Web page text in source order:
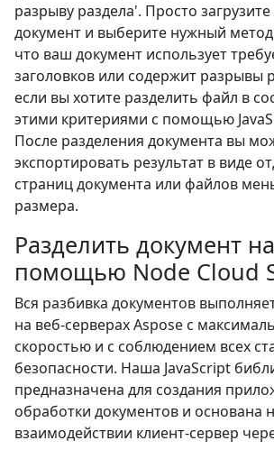
разрыву раздела'. Просто
документ и выберите нужный
что ваш документ использует
заголовков или содержит разрывы
если вы хотите разделить файл в
этими критериями с помощью
После разделения документа вы
экспортировать результат в виде
страниц документа или файлов
размера.
Разделить документ
помощью Node Cloud
Вся разбивка документов
на веб-серверах Aspose с
скоростью и с соблюдением всех
безопасности. Наша JavaScript
предназначена для создания
обработки документов и основана
взаимодействии клиент-сервер